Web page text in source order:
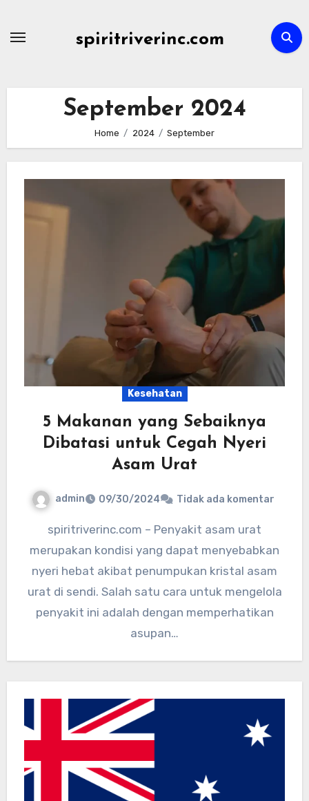
spiritriverinc.com
September 2024
Home 2024 September
Kesehatan
5 Makanan yang Sebaiknya
Dibatasi untuk Cegah Nyeri
Asam Urat
admin 09/30/2024 Tidak ada komentar
spiritriverinc.com – Penyakit asam urat
merupakan kondisi yang dapat menyebabkan
nyeri hebat akibat penumpukan kristal asam
urat di sendi. Salah satu cara untuk mengelola
penyakit ini adalah dengan memperhatikan
asupan…